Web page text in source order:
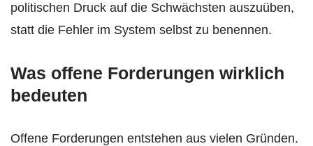
politischen Druck auf die Schwächsten auszuüben,
statt die Fehler im System selbst zu benennen.
Was offene Forderungen wirklich
bedeuten
Offene Forderungen entstehen aus vielen Gründen.